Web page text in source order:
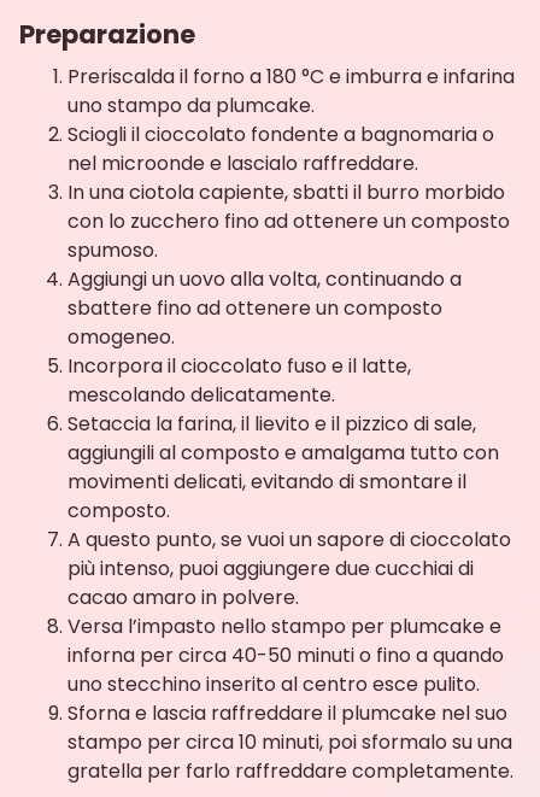
Preparazione
Preriscalda il forno a 180 °C e imburra e infarina
uno stampo da plumcake.
Sciogli il cioccolato fondente a bagnomaria o
nel microonde e lascialo raffreddare.
In una ciotola capiente, sbatti il burro morbido
con lo zucchero fino ad ottenere un composto
spumoso.
Aggiungi un uovo alla volta, continuando a
sbattere fino ad ottenere un composto
omogeneo.
Incorpora il cioccolato fuso e il latte,
mescolando delicatamente.
Setaccia la farina, il lievito e il pizzico di sale,
aggiungili al composto e amalgama tutto con
movimenti delicati, evitando di smontare il
composto.
A questo punto, se vuoi un sapore di cioccolato
più intenso, puoi aggiungere due cucchiai di
cacao amaro in polvere.
Versa l’impasto nello stampo per plumcake e
inforna per circa 40-50 minuti o fino a quando
uno stecchino inserito al centro esce pulito.
Sforna e lascia raffreddare il plumcake nel suo
stampo per circa 10 minuti, poi sformalo su una
gratella per farlo raffreddare completamente.